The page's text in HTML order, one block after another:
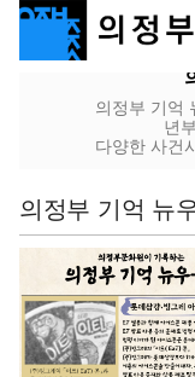
의정부 기억
년
다양한 사건
의정부 기억 뉴